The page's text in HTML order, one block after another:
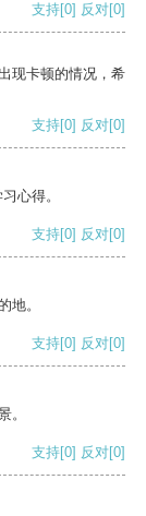
支持[0] 反对[0]
现卡顿的情况，希
支持[0] 反对[0]
心得。
支持[0] 反对[0]
地。
支持[0] 反对[0]
。
支持[0] 反对[0]